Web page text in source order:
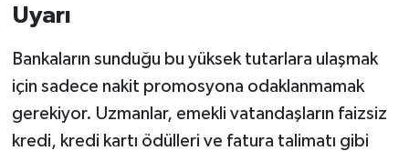
Uyarı
Bankaların sunduğu bu yüksek tutarlara ulaşmak
için sadece nakit promosyona odaklanmamak
gerekiyor. Uzmanlar, emekli vatandaşların faizsiz
kredi, kredi kartı ödülleri ve fatura talimatı gibi